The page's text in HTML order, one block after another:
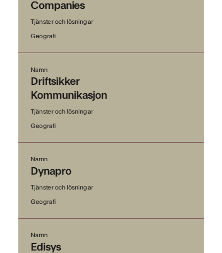
Companies
Tjänster och lösningar
Geografi
Namn
Driftsikker
Kommunikasjon
Tjänster och lösningar
Geografi
Namn
Dynapro
Tjänster och lösningar
Geografi
Namn
Edisys